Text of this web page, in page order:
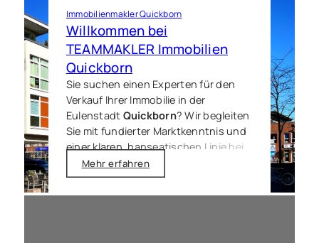
Immobilienmakler Quickborn
Willkommen bei
TEAMMAKLER Immobilien
Quickborn
Sie suchen einen Experten für den
Verkauf Ihrer Immobilie in der
Eulenstadt Quickborn? Wir begleiten
Sie mit fundierter Marktkenntnis und
einer klaren, hanseatischen Linie bei
jedem Schritt. Ob Wertermittlung
oder der finale Notartermin – wir
setzen auf absolute Transparenz und
Mehr erfahren